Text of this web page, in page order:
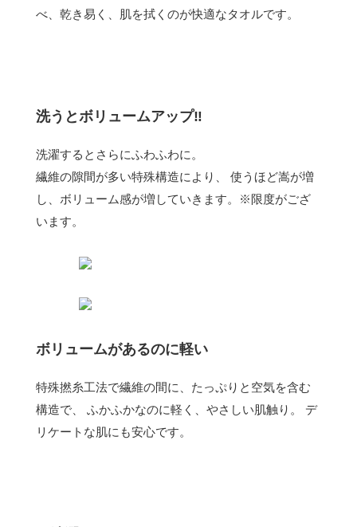
べ、乾き易く、肌を拭くのが快適なタオルです。
洗うとボリュームアップ‼
洗濯するとさらにふわふわに。
繊維の隙間が多い特殊構造により、 使うほど嵩が増
し、ボリューム感が増していきます。※限度がござ
います。
ボリュームがあるのに軽い
特殊撚糸工法で繊維の間に、たっぷりと空気を含む
構造で、 ふかふかなのに軽く、やさしい肌触り。 デ
リケートな肌にも安心です。